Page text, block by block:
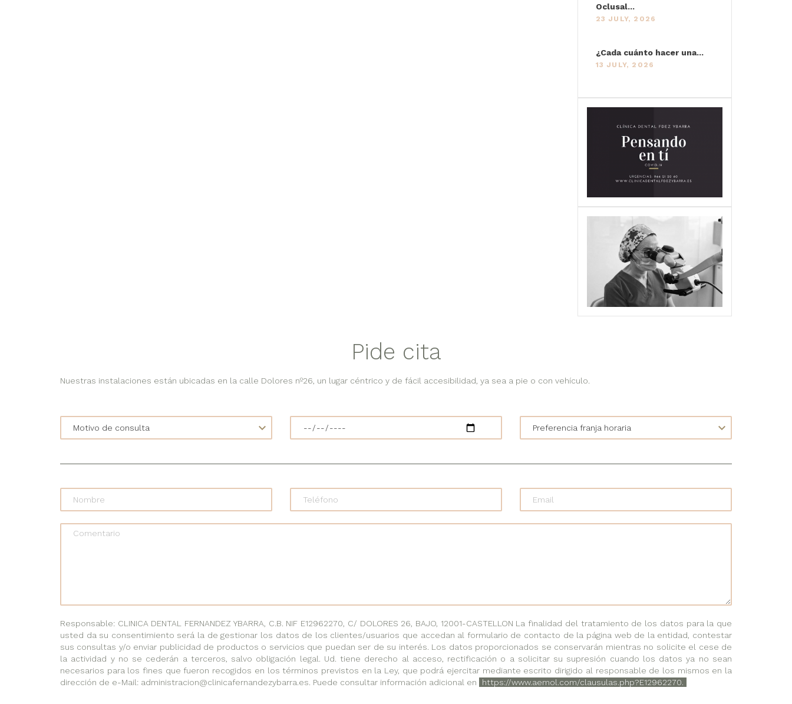
Oclusal...
23 JULY, 2026
¿Cada cuánto hacer una...
13 JULY, 2026
Pide cita
Nuestras instalaciones están ubicadas en la calle Dolores nº26, un lugar céntrico y de fácil accesibilidad, ya sea a pie o con vehículo.
Responsable: CLINICA DENTAL FERNANDEZ YBARRA, C.B. NIF E12962270, C/ DOLORES 26, BAJO, 12001-CASTELLON La finalidad del tratamiento de los datos para la que
usted da su consentimiento será la de gestionar los datos de los clientes/usuarios que accedan al formulario de contacto de la página web de la entidad, contestar
sus consultas y/o enviar publicidad de productos o servicios que puedan ser de su interés. Los datos proporcionados se conservarán mientras no solicite el cese de
la actividad y no se cederán a terceros, salvo obligación legal. Ud. tiene derecho al acceso, rectificación o a solicitar su supresión cuando los datos ya no sean
necesarios para los fines que fueron recogidos en los términos previstos en la Ley, que podrá ejercitar mediante escrito dirigido al responsable de los mismos en la
dirección de e-Mail: administracion@clinicafernandezybarra.es. Puede consultar información adicional en
https://www.aemol.com/clausulas.php?E12962270.